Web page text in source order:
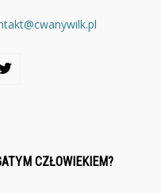
CZŁOWIEKIEM?